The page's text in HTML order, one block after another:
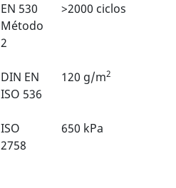
EN 530
Método
2
>2000 ciclos
DIN EN
ISO 536
120 g/m2
ISO
2758
650 kPa